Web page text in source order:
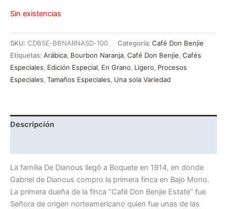
Sin existencias
SKU: CDBSE-BBNARNASD-100 Categoría: Café Don Benjie
Etiquetas: Arábica, Bourbon Naranja, Café Don Benjie, Cafés
Especiales, Edición Especial, En Grano, Ligero, Procesos
Especiales, Tamaños Especiales, Una sola Variedad
Descripción
La familia De Dianous llegó a Boquete en 1914, en donde
Gabriel de Dianous compro la primera finca en Bajo Mono.
La primera dueña de la finca “Café Don Benjie Estate” fue
Señora de origen norteamericano quien fue unas de las